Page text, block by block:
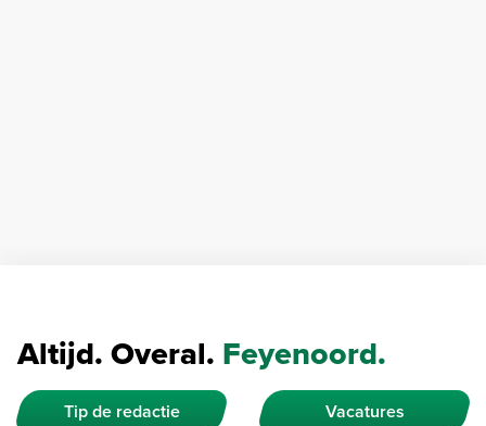
Altijd. Overal. Feyenoord.
Tip de redactie Vacatures